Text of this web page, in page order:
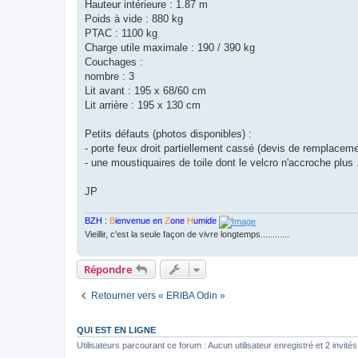
Hauteur intérieure : 1.87 m
Poids à vide : 880 kg
PTAC : 1100 kg
Charge utile maximale : 190 / 390 kg
Couchages :
nombre : 3
Lit avant : 195 x 68/60 cm
Lit arrière : 195 x 130 cm
Petits défauts (photos disponibles) :
- porte feux droit partiellement cassé (devis de
- une moustiquaires de toile dont le velcro n'accroche plus .
JP
BZH : Bienvenue en Zone Humide
Vieillir, c'est la seule façon de vivre longtemps............
Répondre
Retourner vers « ERIBA Odin »
QUI EST EN LIGNE
Utilisateurs parcourant ce forum : Aucun utilisateur enregistré et 2 invités